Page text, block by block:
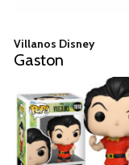
Villanos Disney
Gaston